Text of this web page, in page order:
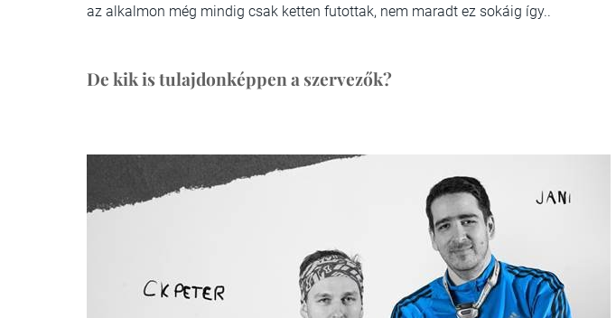
az alkalmon még mindig csak ketten futottak, nem maradt ez sokáig így..
De kik is tulajdonképpen a szervezők?